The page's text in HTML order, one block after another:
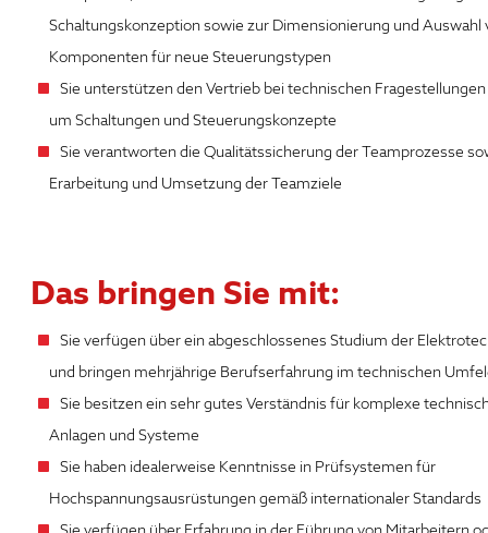
Schaltungskonzeption sowie zur Dimensionierung und Auswahl
Komponenten für neue Steuerungstypen
Sie unterstützen den Vertrieb bei technischen
um Schaltungen und Steuerungskonzepte
Sie verantworten die Qualitätssicherung der Teamprozesse
Erarbeitung und Umsetzung der Teamziele
Das bringen Sie mit:
Sie verfügen über ein abgeschlossenes Studium der
und bringen mehrjährige Berufserfahrung im technischen
Sie besitzen ein sehr gutes Verständnis für komplexe
Anlagen und Systeme
Sie haben idealerweise Kenntnisse in Prüfsystemen für
Hochspannungsausrüstungen gemäß internationaler Standards